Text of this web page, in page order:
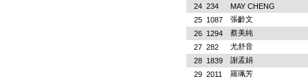
24 234
MAY CHENG
25 1087
張齡文
26 1294
蔡美純
27 282
尤舒音
28 1839
謝孟娟
29 2011
羅珮芳